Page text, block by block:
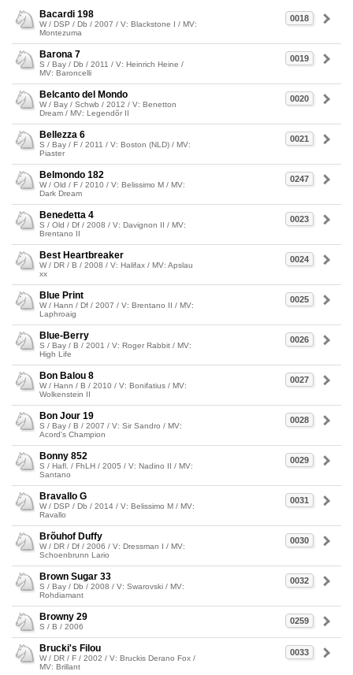
0018
Bacardi 198
W / DSP / Db / 2007 / V: Blackstone I / MV:
Montezuma
0019
Barona 7
S / Bay / Db / 2011 / V: Heinrich Heine /
MV: Baroncelli
0020
Belcanto del Mondo
W / Bay / Schwb / 2012 / V: Benetton
Dream / MV: Legendõr II
0021
Bellezza 6
S / Bay / F / 2011 / V: Boston (NLD) / MV:
Piaster
0247
Belmondo 182
W / Old / F / 2010 / V: Belissimo M / MV:
Dark Dream
0023
Benedetta 4
S / Old / Df / 2008 / V: Davignon II / MV:
Brentano II
0024
Best Heartbreaker
W / DR / B / 2008 / V: Halifax / MV: Apslau
xx
0025
Blue Print
W / Hann / Df / 2007 / V: Brentano II / MV:
Laphroaig
0026
Blue-Berry
S / Bay / B / 2001 / V: Roger Rabbit / MV:
High Life
0027
Bon Balou 8
W / Hann / B / 2010 / V: Bonifatius / MV:
Wolkenstein II
0028
Bon Jour 19
S / Bay / B / 2007 / V: Sir Sandro / MV:
Acord's Champion
0029
Bonny 852
S / Hafl. / FhLH / 2005 / V: Nadino II / MV:
Santano
0031
Bravallo G
W / DSP / Db / 2014 / V: Belissimo M / MV:
Ravallo
0030
Brõuhof Duffy
W / DR / Df / 2006 / V: Dressman I / MV:
Schoenbrunn Lario
0032
Brown Sugar 33
S / Bay / Db / 2008 / V: Swarovski / MV:
Rohdiamant
0259
Browny 29
S / B / 2006
0033
Brucki's Filou
W / DR / F / 2002 / V: Bruckis Derano Fox /
MV: Brillant